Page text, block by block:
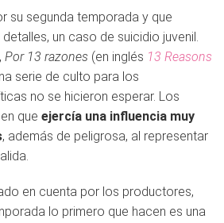
su segunda temporada y que
un caso de suicidio juvenil.
Por 13 razones (en inglés 13 Reasons
serie de culto para los
no se hicieron esperar. Los
que ejercía una influencia muy
, además de peligrosa, al representar
en cuenta por los productores,
lo primero que hacen es una